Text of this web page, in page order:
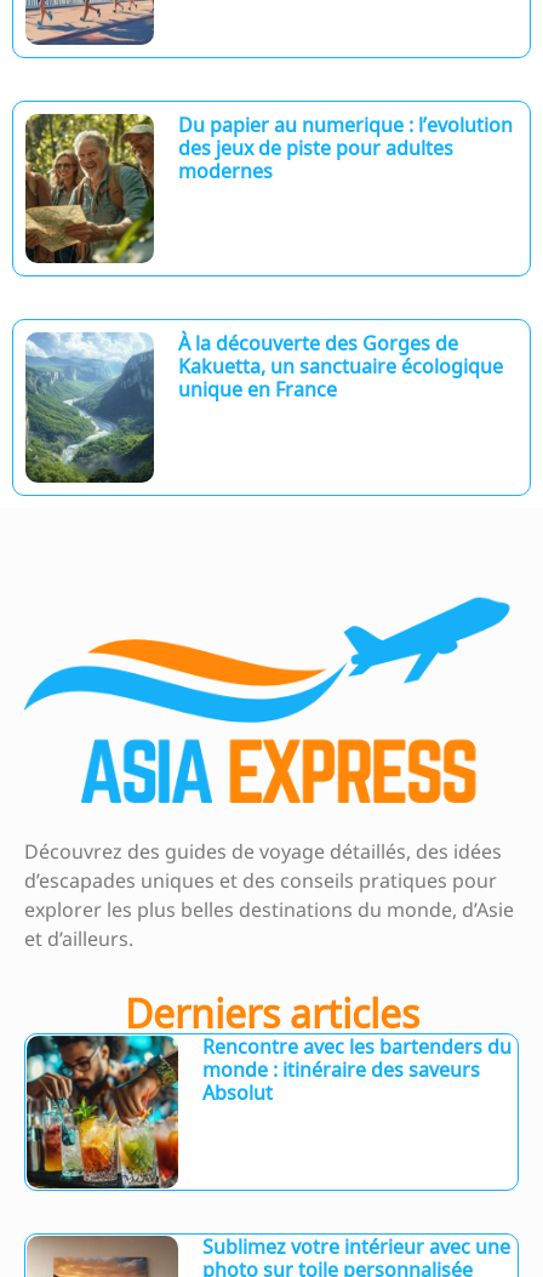
Du papier au numerique : l’evolution
des jeux de piste pour adultes
modernes
À la découverte des Gorges de
Kakuetta, un sanctuaire écologique
unique en France
Découvrez des guides de voyage détaillés, des idées
d’escapades uniques et des conseils pratiques pour
explorer les plus belles destinations du monde, d’Asie
et d’ailleurs.
Derniers articles
Rencontre avec les bartenders du
monde : itinéraire des saveurs
Absolut
Sublimez votre intérieur avec une
photo sur toile personnalisée